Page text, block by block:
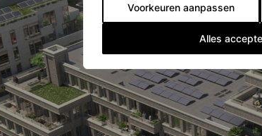
Voorkeuren aanpassen
Alles